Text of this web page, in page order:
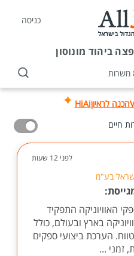
כניסה
ביהוד מונוסון
הכנה לראיוןHiAi
חיים
לפני 12 שעות
בע"מ
האוויוניקה התפקיד
בארץ ובעולם, כולל
הערכת ביצועי ספקים